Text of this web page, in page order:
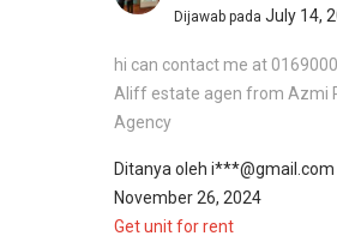
Dijawab pada July 14,
hi can contact me at
Aliff estate agen from Azmi
Agency
Ditanya oleh i***@gmail.com
November 26, 2024
Get unit for rent